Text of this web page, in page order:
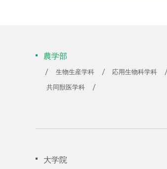
農学部
生物生産学科 応用生物科学科
共同獣医学科
大学院